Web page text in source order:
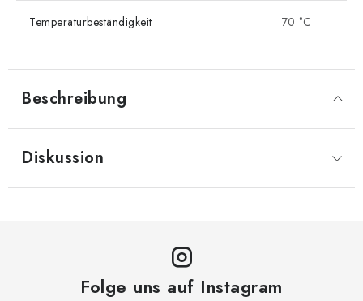
Beschreibung
Temperaturbeständigkeit 70 °C
Diskussion
Folge uns auf Instagram